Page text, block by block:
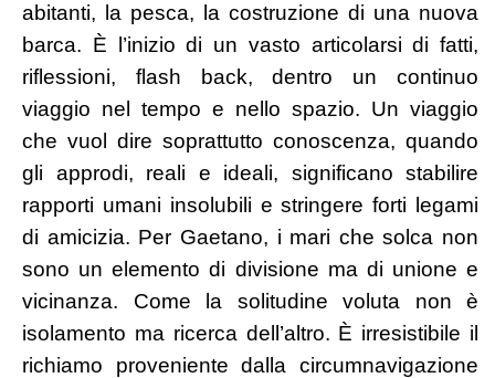
abitanti, la pesca, la costruzione di una nuova
barca. È l’inizio di un vasto articolarsi di fatti,
riflessioni, flash back, dentro un continuo
viaggio nel tempo e nello spazio. Un viaggio
che vuol dire soprattutto conoscenza, quando
gli approdi, reali e ideali, significano stabilire
rapporti umani insolubili e stringere forti legami
di amicizia. Per Gaetano, i mari che solca non
sono un elemento di divisione ma di unione e
vicinanza. Come la solitudine voluta non è
isolamento ma ricerca dell’altro. È irresistibile il
richiamo proveniente dalla circumnavigazione